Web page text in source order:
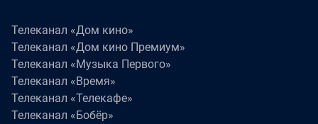
Телеканал «Дом кино»
Телеканал «Дом кино Премиум»
Телеканал «Музыка Первого»
Телеканал «Время»
Телеканал «Телекафе»
Телеканал «Бобёр»